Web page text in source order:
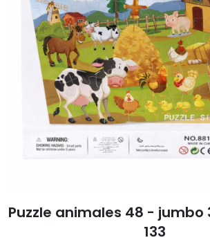
Puzzle animales 48 - jumbo
133